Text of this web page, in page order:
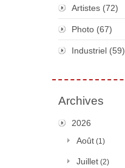
Artistes (72)
Photo (67)
Industriel (59)
Archives
2026
Août (1)
Juillet (2)